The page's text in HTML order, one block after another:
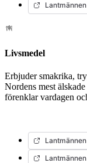
Livsmedel
Erbjuder smakrika,
Nordens mest
förenklar vardagen